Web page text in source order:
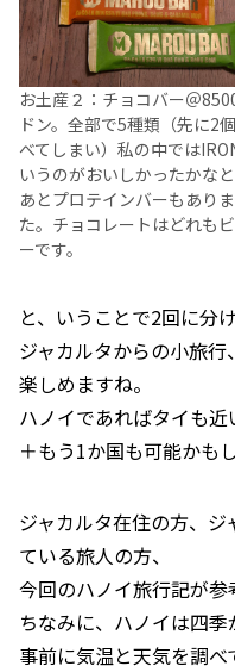
お土産２：チョコバー＠
ドン。全部で5種類（先に2
べてしまい）私の中では
いうのがおいしかったかなと
あとプロテインバーもあり
た。チョコレートはどれも
ーです。
と、いうことで2回に分
ジャカルタからの小旅
楽しめますね。
ハノイであればタイも
＋もう1か国も可能かも
ジャカルタ在住の方、
ている旅人の方、
今回のハノイ旅行記が参
ちなみに、ハノイは四
事前に気温と天気を調べ